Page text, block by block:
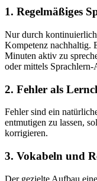
1. Regelmäßiges
Nur durch
Kompetenz nachhaltig.
Minuten aktiv zu
oder mittels
2. Fehler als
Fehler sind ein
entmutigen zu lassen,
korrigieren.
3. Vokabeln und
Der gezielte Aufbau